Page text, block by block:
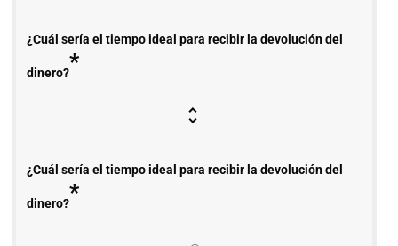
¿Cuál sería el tiempo ideal para recibir la devolución del
dinero?*
¿Cuál sería el tiempo ideal para recibir la devolución del
dinero?*